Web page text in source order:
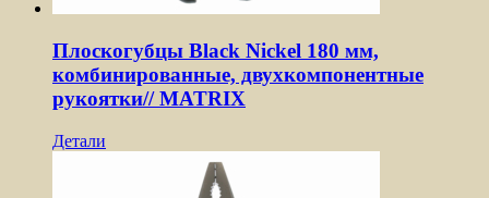
Плоскогубцы Black Nickel 180 мм,
комбинированные, двухкомпонентные
рукоятки// MATRIX
Детали